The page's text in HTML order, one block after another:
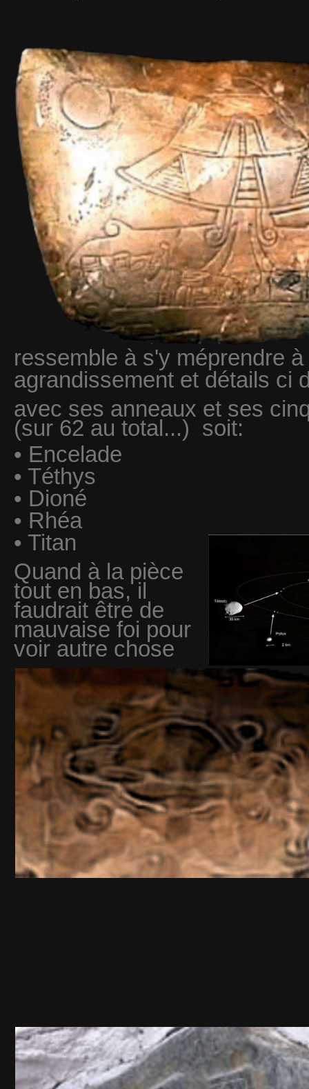
ressemble à s'y méprendre
agrandissement et détails ci
avec ses anneaux et ses
(sur 62 au total...) soit:
• Encelade
• Téthys
• Dioné
• Rhéa
• Titan
Quand à la pièce
tout en bas, il
faudrait être de
mauvaise foi pour
voir autre chose